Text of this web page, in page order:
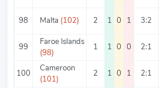
98 Malta (102) 2 1 0 1 3:2
99
Faroe Islands
(98)
1 1 0 0 2:1
100
Cameroon
(101)
2 1 0 1 2:1